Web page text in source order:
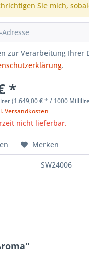
Sie mich,
zur Verarbeitung Ihrer
.
*
(1.649,00 € * / 1000
Versandkosten
nicht lieferbar.
Merken
SW24006